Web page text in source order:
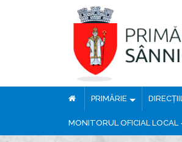
PRIMĂRIE
MONITORUL OFICIAL LOCAL